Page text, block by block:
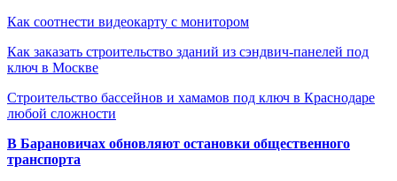
Как соотнести видеокарту с монитором
Как заказать строительство зданий из сэндвич-панелей под
ключ в Москве
Строительство бассейнов и хамамов под ключ в Краснодаре
любой сложности
В Барановичах обновляют остановки общественного
транспорта